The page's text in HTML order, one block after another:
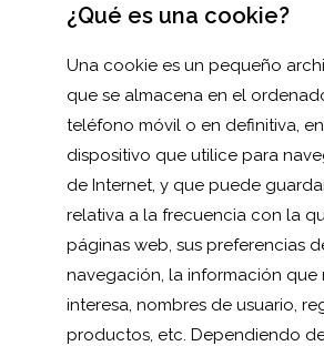
¿Qué es una cookie?
Una cookie es un pequeño
que se almacena en el
teléfono móvil o en definitiva,
dispositivo que utilice para
de Internet, y que puede
relativa a la frecuencia con la
páginas web, sus preferencias
navegación, la información que
interesa, nombres de usuario,
productos, etc. Dependiendo